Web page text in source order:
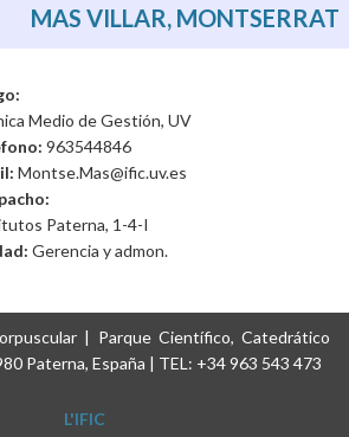
MAS VILLAR, MONTSERRAT
Medio de Gestión, UV
963544846
Montse.Mas@ific.uv.es
Paterna, 1-4-I
Gerencia y admon.
| Parque Científico, Catedrático
Paterna, España | TEL: +34 963 543 473
L'IFIC